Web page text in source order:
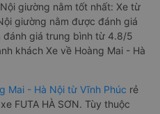
giường nằm tốt nhất: Xe từ
giường nằm được đánh giá
giá trung bình từ 4.8/5
khách Xe về Hoàng Mai - Hà
Mai - Hà Nội từ Vĩnh Phúc rẻ
FUTA HÀ SƠN. Tùy thuộc